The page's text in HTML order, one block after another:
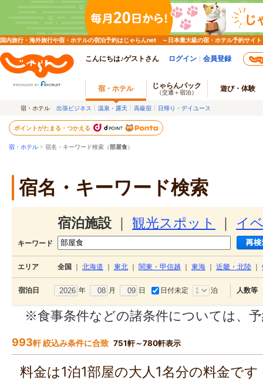
国内旅行・海外旅行や宿・ホテルの宿泊予約はじゃらんnet ～日本最大級の宿・ホテル予約サイト
こんにちは♪ゲストさん ログイン 会員登録
宿・ホテル じゃらんパック
（交通＋宿泊） 遊び・体験
宿・ホテル 出張ビジネス 温泉・露天 高級宿 日帰り・デイユース
ポイントがたまる・つかえる
宿・ホテル > 宿名・キーワード検索（部屋食）
宿名・キーワード検索
宿泊施設 観光スポット イ
キーワード
エリア 全国 北海道 東北 関東・甲信越 東海 近畿・北陸
宿泊日 年 月 日 日付未定 泊 人数等
※食事条件などの諸条件については、
993軒 絞込み条件に合致 751軒～780軒表示
料金は1泊1部屋の大人1名分の料金で